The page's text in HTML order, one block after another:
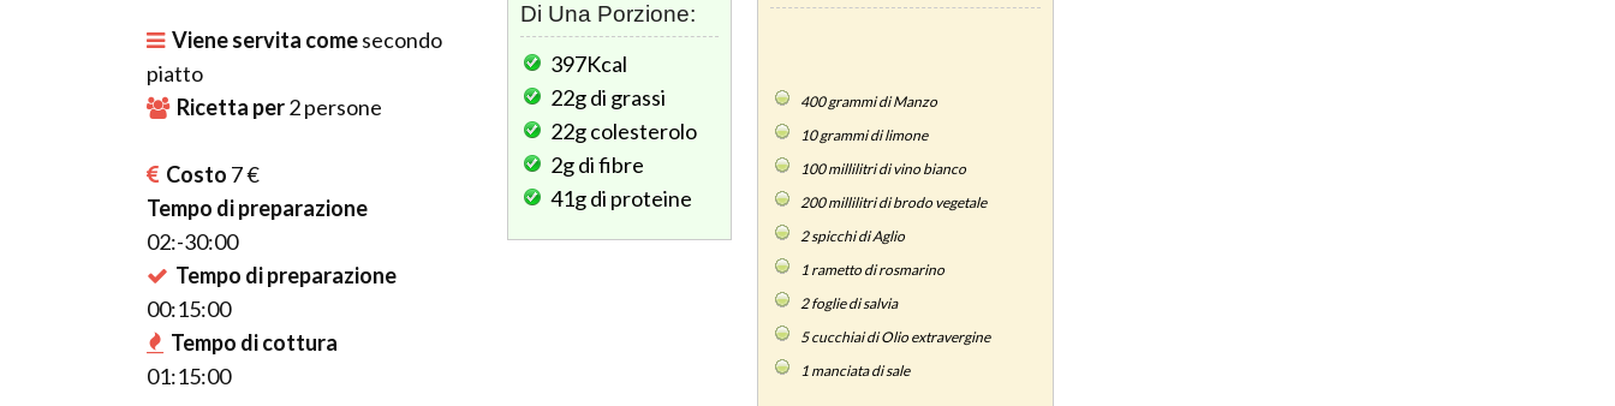
Viene servita comesecondo
piatto
Ricetta per2persone
Costo 7 €
Tempo di preparazione
02:-30:00
Tempo di preparazione
00:15:00
Tempo di cottura
01:15:00
400grammi di Manzo
10grammi di limone
100millilitri di vino bianco
200millilitri di brodo vegetale
2spicchi di Aglio
1rametto di rosmarino
2foglie di salvia
5cucchiai di Olio extravergine
1manciata di sale
Di Una Porzione:
397Kcal
22gdi grassi
22gcolesterolo
2gdi fibre
41gdi proteine